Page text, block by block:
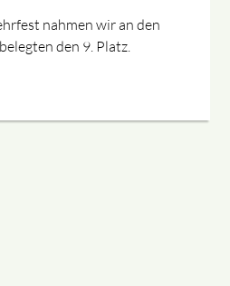
nahmen wir an den
den 9. Platz.